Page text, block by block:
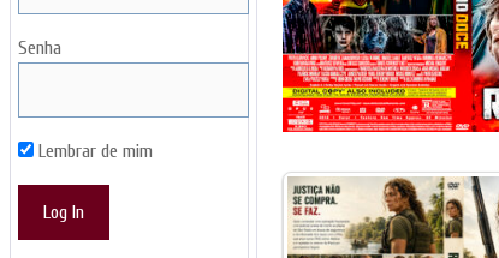
Senha
Lembrar de mim